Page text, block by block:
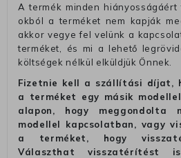
A termék minden hiányosságáért
okból a terméket nem kapják
akkor vegye fel velünk a
terméket, és mi a lehető
költségek nélkül elküldjük Önnek.
Fizetnie kell a szállítási díjat,
a terméket egy másik
alapon, hogy
modellel kapcsolatban, vagy
a terméket, hogy
Választhat visszatérítést